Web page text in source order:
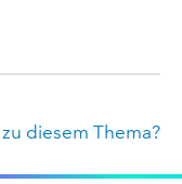
diesem Thema?